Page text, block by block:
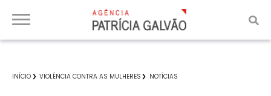
INÍCIO VIOLÊNCIA CONTRA AS MULHERES NOTÍCIAS